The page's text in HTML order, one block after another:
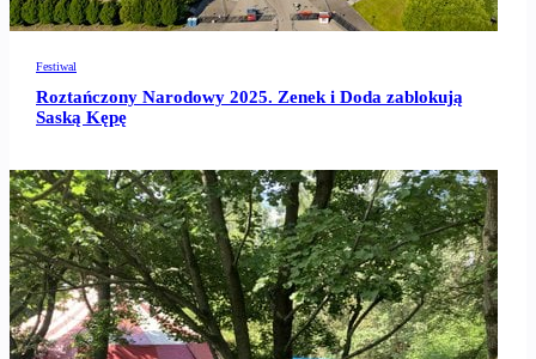
Festiwal
Roztańczony Narodowy 2025. Zenek i Doda zablokują
Saską Kępę